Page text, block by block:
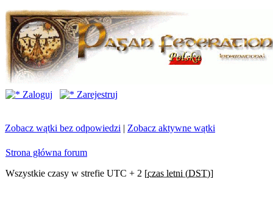
Zaloguj Zarejestruj
Zobacz wątki bez odpowiedzi | Zobacz aktywne wątki
Strona główna forum
Wszystkie czasy w strefie UTC + 2 [czas letni (DST)]